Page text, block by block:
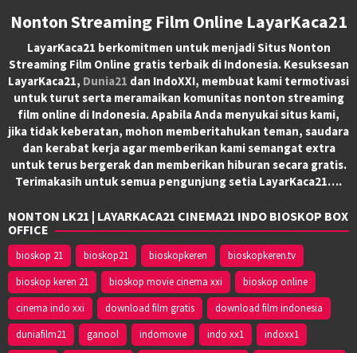
Nonton Streaming Film Online LayarKaca21
LayarKaca21 berkomitmen untuk menjadi Situs Nonton
Streaming Film Online gratis terbaik di Indonesia. Kesuksesan
LayarKaca21, Dunia21 dan IndoXXI, membuat kami termotivasi
untuk turut serta meramaikan komunitas nonton streaming
film online di Indonesia. Apabila Anda menyukai situs kami,
jika tidak keberatan, mohon memberitahukan teman, saudara
dan kerabat kerja agar memberikan kami semangat extra
untuk terus bergerak dan memberikan hiburan secara gratis.
Terimakasih untuk semua pengunjung setia LayarKaca21….
NONTON LK21 | LAYARKACA21 CINEMA21 INDO BIOSKOP BOX
OFFICE
bioskop 21 bioskop21 bioskopkeren
bioskopkeren.tv
bioskop keren 21
bioskop movie cinema xxi
bioskop online
cinema indo xxi
download film gratis
download film indonesia
duniafilm21
ganool indomovie indo xx1
indoxx1